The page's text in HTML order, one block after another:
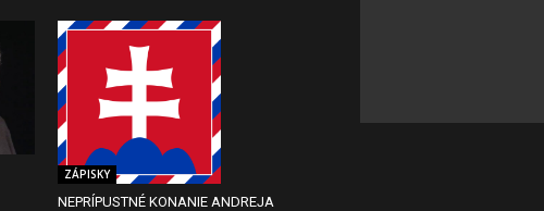
ZÁPISKY
NEPRÍPUSTNÉ KONANIE ANDREJA